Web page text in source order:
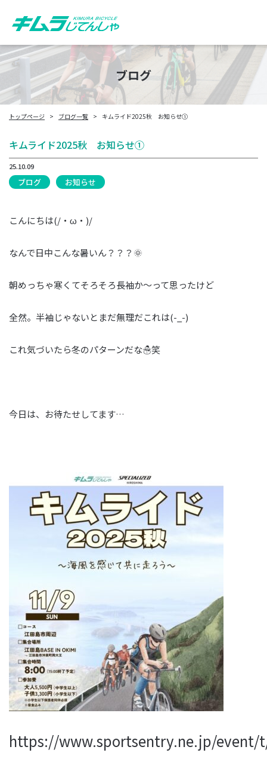
ブログ
トップページ ブログ一覧 キムライド2025秋 お知らせ①
キムライド2025秋 お知らせ①
25.10.09
ブログ お知らせ
こんにちは(/・ω・)/
なんで日中こんな暑いん？？？🌞
朝めっちゃ寒くてそろそろ長袖か～って思ったけど
全然。半袖じゃないとまだ無理だこれは(-_-)
これ気づいたら冬のパターンだな☃笑
今日は、お待たせしてます…
https://www.sportsentry.ne.jp/event/